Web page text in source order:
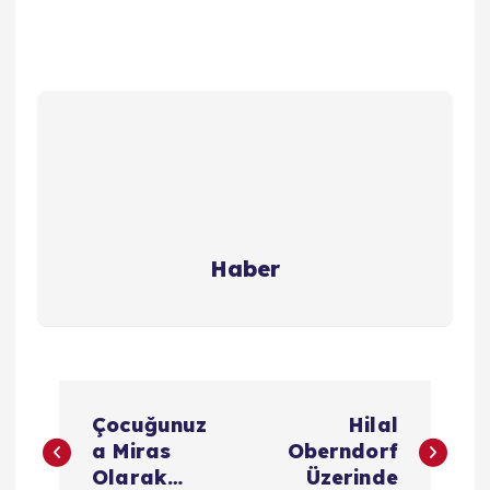
Haber
a
Çocuğunuz
a Miras
Olarak…
Hilal
Oberndorf
Üzerinde